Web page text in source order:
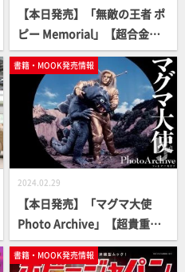
【本日発売】「無敵の王者 ポ
ピー Memorial」【超合金、
ジャンボマシンダー】
書籍・MOOK発売情報
2024.02.29
【本日発売】「マグマ大使
Photo Archive」【超貴重写
真資料集】
書籍・MOOK発売情報